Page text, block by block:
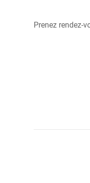
Prenez rendez-